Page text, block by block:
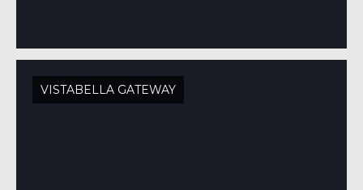
VISTABELLA GATEWAY